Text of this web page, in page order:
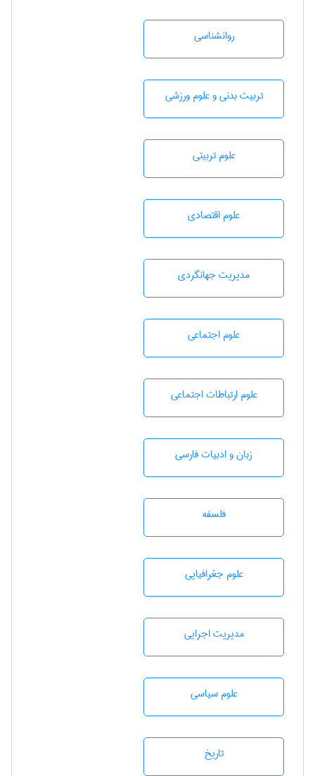
روانشناسی
تربيت بدنی و علوم ورزشی
علوم تربيتی
علوم اقتصادی
مديريت جهانگردی
علوم اجتماعی
علوم ارتباطات اجتماعی
زبان و ادبيات فارسی
فلسفه
علوم جغرافيايی
مديريت اجرايی
علوم سياسی
تاريخ